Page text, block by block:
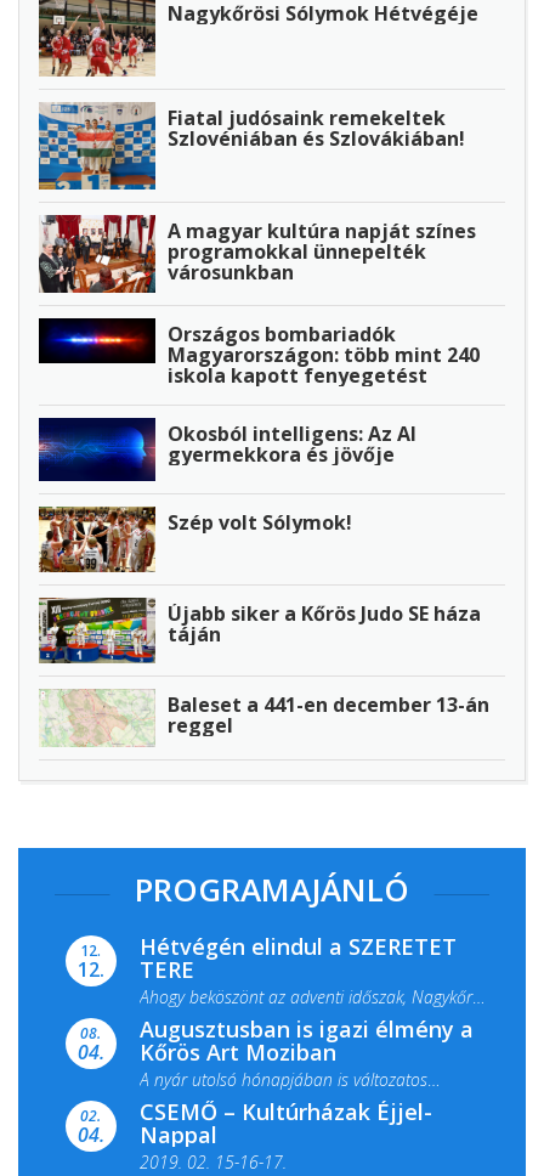
Nagykőrösi Sólymok Hétvégéje
Fiatal judósaink remekeltek
Szlovéniában és Szlovákiában!
A magyar kultúra napját színes
programokkal ünnepelték
városunkban
Országos bombariadók
Magyarországon: több mint 240
iskola kapott fenyegetést
Okosból intelligens: Az AI
gyermekkora és jövője
Szép volt Sólymok!
Újabb siker a Kőrös Judo SE háza
táján
Baleset a 441-en december 13-án
reggel
PROGRAMAJÁNLÓ
12.
12.
Hétvégén elindul a SZERETET
TERE
Ahogy beköszönt az adventi időszak, Nagykőrös
ismét megtelik ünnepi fénnyel és közös...
08.
04.
Augusztusban is igazi élmény a
Kőrös Art Moziban
A nyár utolsó hónapjában is változatos
filmkínálattal, családi...
02.
04.
CSEMŐ – Kultúrházak Éjjel-
Nappal
2019. 02. 15-16-17.